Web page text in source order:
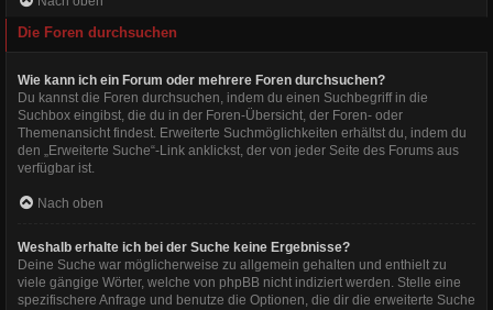
Die Foren durchsuchen
Wie kann ich ein Forum oder mehrere Foren durchsuchen?
Du kannst die Foren durchsuchen, indem du einen Suchbegriff in die
Suchbox eingibst, die du in der Foren-Übersicht, der Foren- oder
Themenansicht findest. Erweiterte Suchmöglichkeiten erhältst du, indem du
den „Erweiterte Suche“-Link anklickst, der von jeder Seite des Forums aus
verfügbar ist.
Nach oben
Weshalb erhalte ich bei der Suche keine Ergebnisse?
Deine Suche war möglicherweise zu allgemein gehalten und enthielt zu
viele gängige Wörter, welche von phpBB nicht indiziert werden. Stelle eine
spezifischere Anfrage und benutze die Optionen, die dir die erweiterte Suche